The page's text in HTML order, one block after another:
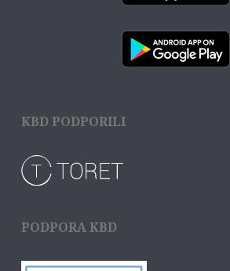
KBD PODPORILI
PODPORA KBD